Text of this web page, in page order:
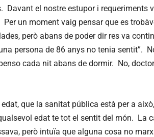
Davant el nostre estupor i requeriments
un moment vaig pensar que es
però abans de poder dir res va
persona de 86 anys no tenia sentit”.
cada nit abans de dormir. No,
que la sanitat pública està per a
edat te tot el sentit del món. La
però intuïa que alguna cosa no